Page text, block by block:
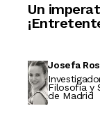
Un
Josefa
Filosofía y
de Madrid